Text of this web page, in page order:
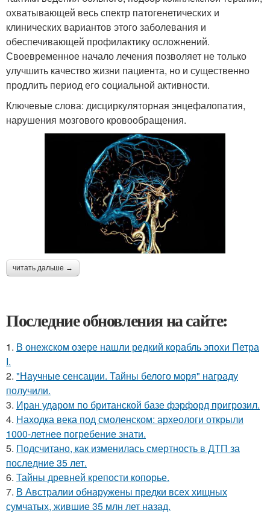
охватывающей весь спектр патогенетических и
клинических вариантов этого заболевания и
обеспечивающей профилактику осложнений.
Своевременное начало лечения позволяет не только
улучшить качество жизни пациента, но и существенно
продлить период его социальной активности.
Ключевые слова: дисциркуляторная энцефалопатия,
нарушения мозгового кровообращения.
читать дальше →
Последние обновления на сайте:
1. В онежском озере нашли редкий корабль эпохи Петра
I.
2. "Научные сенсации. Тайны белого моря" награду
получили.
3. Иран ударом по британской базе фэрфорд пригрозил.
4. Находка века под смоленском: археологи открыли
1000-летнее погребение знати.
5. Подсчитано, как изменилась смертность в ДТП за
последние 35 лет.
6. Тайны древней крепости копорье.
7. В Австралии обнаружены предки всех хищных
сумчатых, жившие 35 млн лет назад.